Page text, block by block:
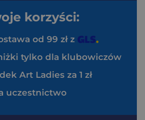
korzyści:
od 99 zł z
tylko dla klubowiczów
Art Ladies za 1 zł
uczestnictwo